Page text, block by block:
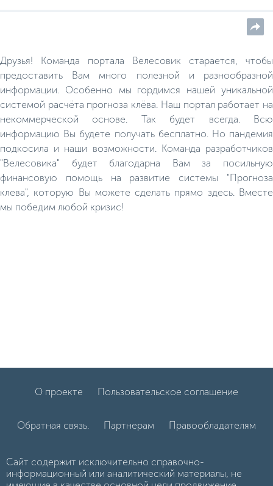
Друзья! Команда портала Велесовик старается, чтобы
предоставить Вам много полезной и разнообразной
информации. Особенно мы гордимся нашей уникальной
системой расчёта прогноза клёва. Наш портал работает на
некоммерческой основе. Так будет всегда. Всю
информацию Вы будете получать бесплатно. Но пандемия
подкосила и наши возможности. Команда разработчиков
"Велесовика" будет благодарна Вам за посильную
финансовую помощь на развитие системы "Прогноза
клева", которую Вы можете сделать прямо здесь. Вместе
мы победим любой кризис!
О проекте Пользовательское соглашение
Обратная связь. Партнерам Правообладателям
Сайт содержит исключительно справочно-
информационный или аналитический материалы, не